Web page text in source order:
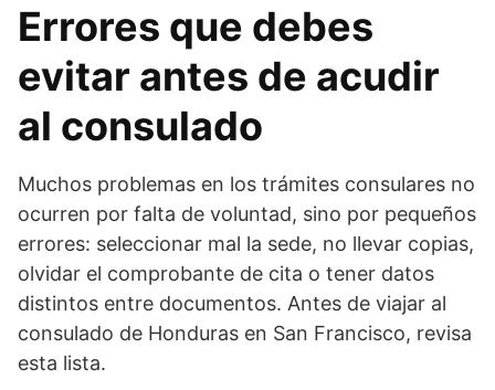
Errores que debes
evitar antes de acudir
al consulado
Muchos problemas en los trámites consulares no
ocurren por falta de voluntad, sino por pequeños
errores: seleccionar mal la sede, no llevar copias,
olvidar el comprobante de cita o tener datos
distintos entre documentos. Antes de viajar al
consulado de Honduras en San Francisco, revisa
esta lista.